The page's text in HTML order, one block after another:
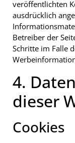
veröffentlichten
ausdrücklich
Betreiber der
Schritte im Falle
4.
dieser
Cookies